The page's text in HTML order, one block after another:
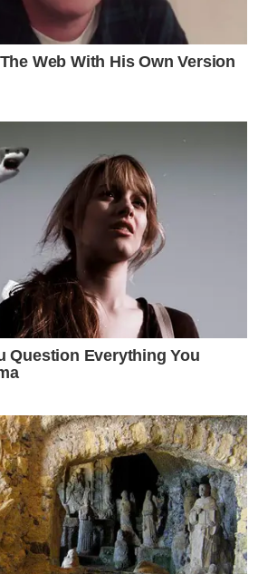
Web With His Own Version
Question Everything You